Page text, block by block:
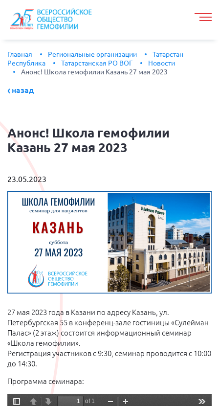
Главная Региональные организации
Татарстан
Республика
Татарстанская РО ВОГ
Новости
Анонс! Школа гемофилии Казань 27 мая 2023
назад
Анонс! Школа гемофилии
Казань 27 мая 2023
23.05.2023
27 мая 2023 года в Казани по адресу Казань, ул.
Петербургская 55 в конференц-зале гостиницы «Сулейман
Палас» (2 этаж) состоится информационный семинар
«Школа гемофилии».
Регистрация участников с 9:30, семинар проводится с 10:00
до 14:30.
Программа семинара: